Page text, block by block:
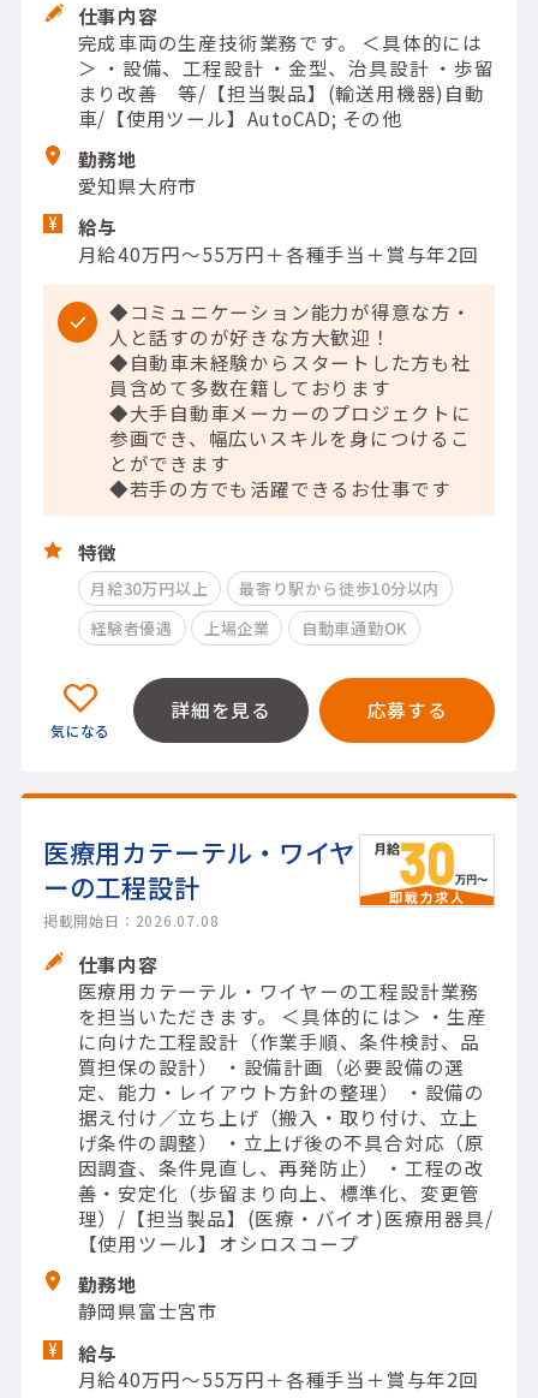
仕事内容
完成車両の生産技術業務です。 ＜具体的には
＞ ・設備、工程設計 ・金型、治具設計 ・歩留
まり改善 等/【担当製品】(輸送用機器)自動
車/【使用ツール】AutoCAD; その他
勤務地
愛知県大府市
給与
月給40万円～55万円＋各種手当＋賞与年2回
◆コミュニケーション能力が得意な方・
人と話すのが好きな方大歓迎！
◆自動車未経験からスタートした方も社
員含めて多数在籍しております
◆大手自動車メーカーのプロジェクトに
参画でき、幅広いスキルを身につけるこ
とができます
◆若手の方でも活躍できるお仕事です
特徴
月給30万円以上
最寄り駅から徒歩10分以内
経験者優遇
上場企業 自動車通勤OK
詳細を見る 応募する
医療用カテーテル・ワイヤ
ーの工程設計
掲載開始日：2026.07.08
仕事内容
医療用カテーテル・ワイヤーの工程設計業務
を担当いただきます。 ＜具体的には＞ ・生産
に向けた工程設計（作業手順、条件検討、品
質担保の設計） ・設備計画（必要設備の選
定、能力・レイアウト方針の整理） ・設備の
据え付け／立ち上げ（搬入・取り付け、立上
げ条件の調整） ・立上げ後の不具合対応（原
因調査、条件見直し、再発防止） ・工程の改
善・安定化（歩留まり向上、標準化、変更管
理）/【担当製品】(医療・バイオ)医療用器具/
【使用ツール】オシロスコープ
勤務地
静岡県富士宮市
給与
月給40万円～55万円＋各種手当＋賞与年2回